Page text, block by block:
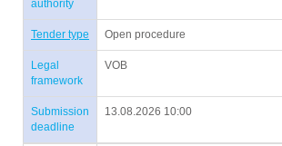
authority
Tender type Open procedure
Legal
framework
VOB
Submission
deadline
13.08.2026 10:00